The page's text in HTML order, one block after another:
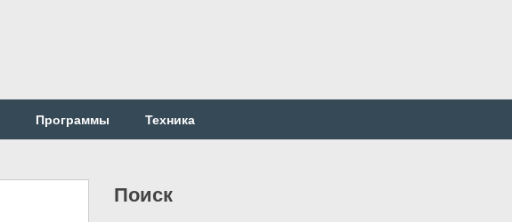
Программы Техника
Поиск